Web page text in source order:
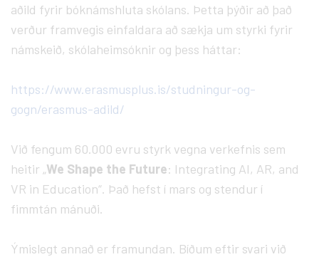
aðild fyrir bóknámshluta skólans. Þetta þýðir að það
verður framvegis einfaldara að sækja um styrki fyrir
námskeið, skólaheimsóknir og þess háttar:
https://www.erasmusplus.is/studningur-og-
gogn/erasmus-adild/
Við fengum 60.000 evru styrk vegna verkefnis sem
heitir „We Shape the Future: Integrating AI, AR, and
VR in Education“. Það hefst í mars og stendur í
fimmtán mánuði.
Ýmislegt annað er framundan. Bíðum eftir svari við